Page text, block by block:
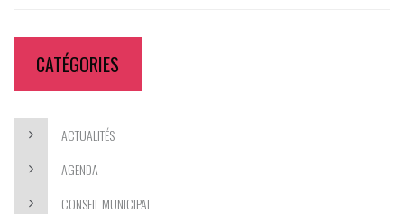
CATÉGORIES
ACTUALITÉS
AGENDA
CONSEIL MUNICIPAL